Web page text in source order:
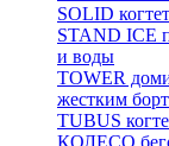
SOLID
STAND ICE
и воды
TOWER
жестким
TUBUS
КОЛЕСО